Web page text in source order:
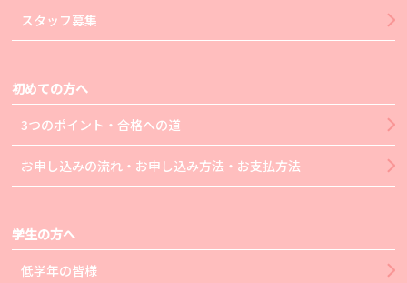
スタッフ募集
初めての方へ
3つのポイント・合格への道
お申し込みの流れ・お申し込み方法・お支払方法
学生の方へ
低学年の皆様